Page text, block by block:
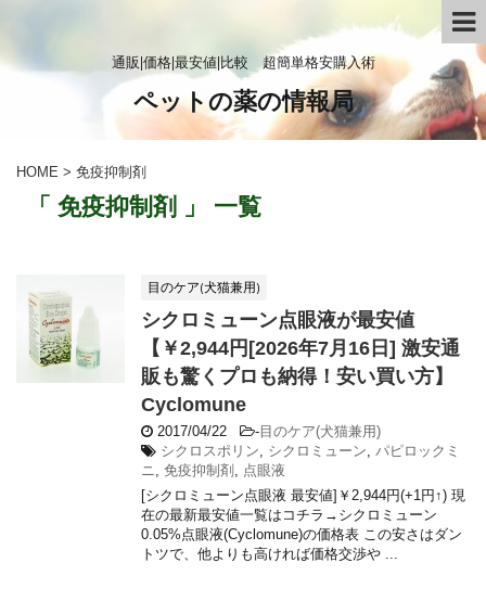
通販|価格|最安値|比較 超簡単格安購入術
ペットの薬の情報局
HOME > 免疫抑制剤
「 免疫抑制剤 」 一覧
目のケア(犬猫兼用)
シクロミューン点眼液が最安値
【￥2,944円[2026年7月16日] 激安通
販も驚くプロも納得！安い買い方】
Cyclomune
2017/04/22 -目のケア(犬猫兼用)
シクロスポリン, シクロミューン, パピロックミ
ニ, 免疫抑制剤 , 点眼液
[シクロミューン点眼液 最安値]￥2,944円(+1円↑) 現
在の最新最安値一覧はコチラ→シクロミューン
0.05%点眼液(Cyclomune)の価格表 この安さはダン
トツで、他よりも高ければ価格交渉や ...